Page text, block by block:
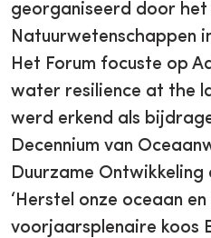
georganiseerd door
Natuurwetenschappen
Het Forum focuste op
water resilience at the
werd erkend als
Decennium van
Duurzame Ontwikkeling
‘Herstel onze oceaan
voorjaarsplenaire koos